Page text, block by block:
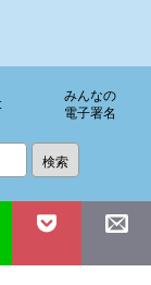
みんなの
電子署名